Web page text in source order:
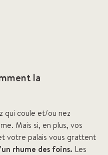
la
qui coule et/ou nez
Mais si, en plus, vos
votre palais vous grattent
un rhume des foins. Les